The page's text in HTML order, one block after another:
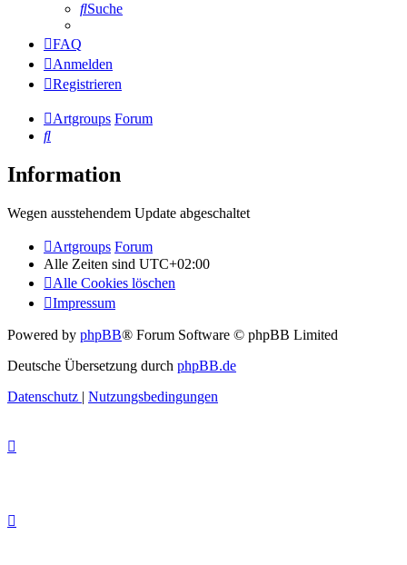
Suche
FAQ
Anmelden
Registrieren
Artgroups Forum
Suche
Information
Wegen ausstehendem Update abgeschaltet
Artgroups Forum
Alle Zeiten sind UTC+02:00
Alle Cookies löschen
Impressum
Powered by phpBB® Forum Software © phpBB Limited
Deutsche Übersetzung durch phpBB.de
Datenschutz | Nutzungsbedingungen